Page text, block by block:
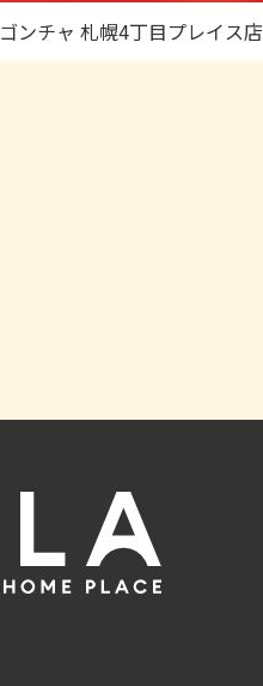
ゴンチャ 札幌4丁目プレイス店